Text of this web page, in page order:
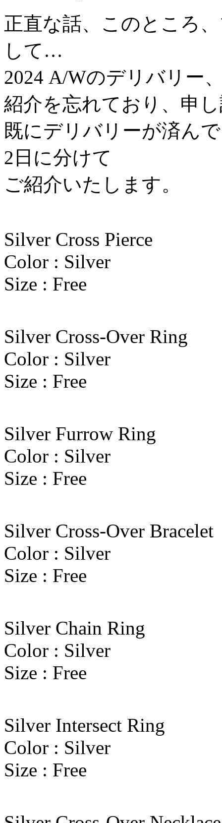
正直な話、このところ
して…
2024 A/Wのデリバリー
紹介を忘れており、申
既にデリバリーが済ん
2日に分けて
ご紹介いたします。
Silver Cross Pierce
Color : Silver
Size : Free
Silver Cross-Over Ring
Color : Silver
Size : Free
Silver Furrow Ring
Color : Silver
Size : Free
Silver Cross-Over Bracelet
Color : Silver
Size : Free
Silver Chain Ring
Color : Silver
Size : Free
Silver Intersect Ring
Color : Silver
Size : Free